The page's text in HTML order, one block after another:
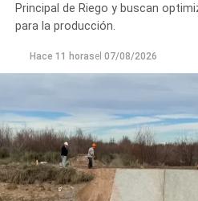
Principal de Riego y buscan
para la producción.
Hace 11 horasel 07/08/2026